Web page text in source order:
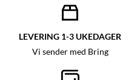
LEVERING 1-3 UKEDAGER
Vi sender med Bring